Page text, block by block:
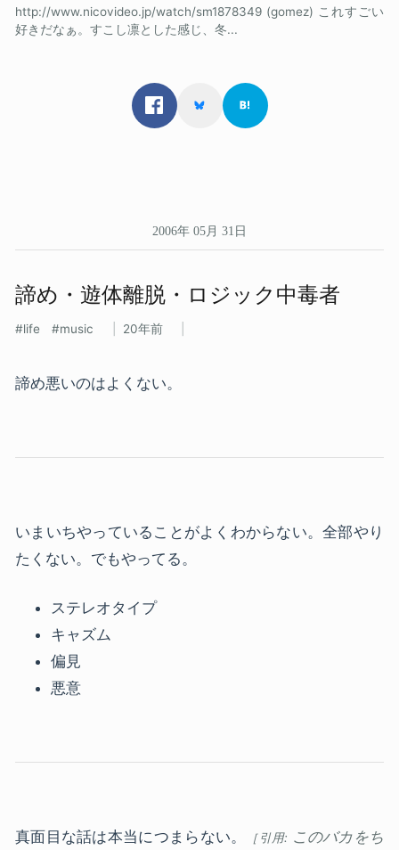
http://www.nicovideo.jp/watch/sm1878349 (gomez) これすごい
好きだなぁ。すこし凛とした感じ、冬...
2006年 05月 31日
諦め・遊体離脱・ロジック中毒者
life music 20年前
諦め悪いのはよくない。
いまいちやっていることがよくわからない。全部やり
たくない。でもやってる。
ステレオタイプ
キャズム
偏見
悪意
真面目な話は本当につまらない。
このバカをち